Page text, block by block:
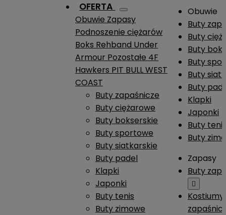
OFERTA
Obuwie Zapasy
Podnoszenie ciężarów
Boks Rehband Under
Armour Pozostałe 4F
Hawkers PIT BULL WEST
COAST
Buty zapaśnicze
Buty ciężarowe
Buty bokserskie
Buty sportowe
Buty siatkarskie
Buty padel
Klapki
Japonki
Buty tenis
Buty zimowe
Obuwie
Buty
Buty
Buty
Buty
Buty
Buty
Klapki
Japonki
Buty
Buty
Zapasy
Buty

Kostiumy